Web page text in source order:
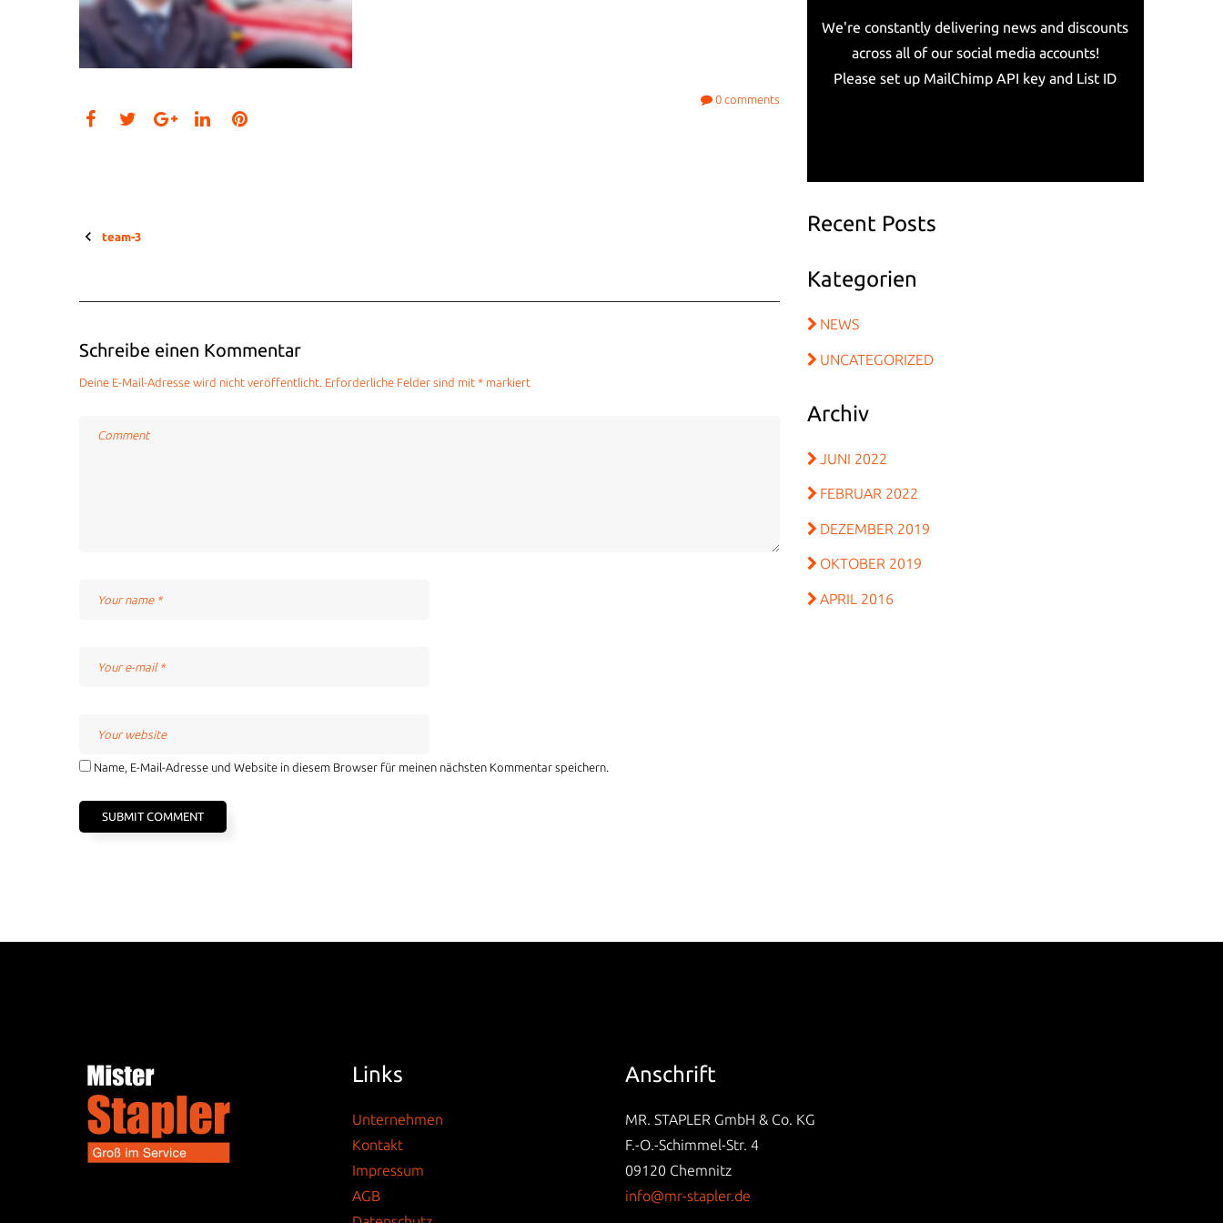
0 comments
Facebook
Twitter
LinkedInPinterest
Beitragsnavigation
team-3
Schreibe einen Kommentar
Deine E-Mail-Adresse wird nicht veröffentlicht. Erforderliche Felder sind mit * markiert
Name, E-Mail-Adresse und Website in diesem Browser für meinen nächsten Kommentar speichern.
We're constantly delivering news and discounts
across all of our social media accounts!
Please set up MailChimp API key and List ID
Recent Posts
Kategorien
NEWS
UNCATEGORIZED
Archiv
JUNI 2022
FEBRUAR 2022
DEZEMBER 2019
OKTOBER 2019
APRIL 2016
Links
Unternehmen
Kontakt
Impressum
AGB
Anschrift
MR. STAPLER GmbH & Co. KG
F.-O.-Schimmel-Str. 4
09120 Chemnitz
info@mr-stapler.de